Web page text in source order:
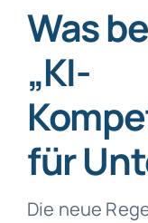
Was
„KI-
für
Die neue